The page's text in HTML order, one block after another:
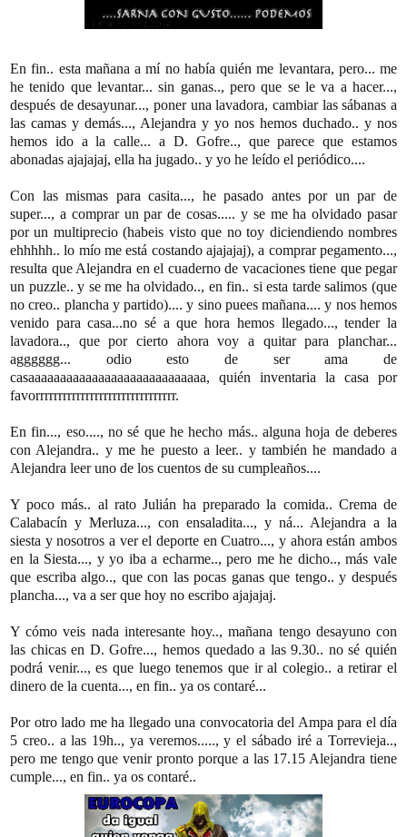
En fin.. esta mañana a mí no había quién me levantara, pero... me
he tenido que levantar... sin ganas.., pero que se le va a hacer...,
después de desayunar..., poner una lavadora, cambiar las sábanas a
las camas y demás..., Alejandra y yo nos hemos duchado.. y nos
hemos ido a la calle... a D. Gofre.., que parece que estamos
abonadas ajajajaj, ella ha jugado.. y yo he leído el periódico....
Con las mismas para casita..., he pasado antes por un par de
super..., a comprar un par de cosas..... y se me ha olvidado pasar
por un multiprecio (habeis visto que no toy diciendiendo nombres
ehhhhh.. lo mío me está costando ajajajaj), a comprar pegamento...,
resulta que Alejandra en el cuaderno de vacaciones tiene que pegar
un puzzle.. y se me ha olvidado.., en fin.. si esta tarde salimos (que
no creo.. plancha y partido).... y sino puees mañana.... y nos hemos
venido para casa...no sé a que hora hemos llegado..., tender la
lavadora.., que por cierto ahora voy a quitar para planchar...
agggggg... odio esto de ser ama de
casaaaaaaaaaaaaaaaaaaaaaaaaaaaa, quién inventaria la casa por
favorrrrrrrrrrrrrrrrrrrrrrrrrrrrrrr.
En fin..., eso...., no sé que he hecho más.. alguna hoja de deberes
con Alejandra.. y me he puesto a leer.. y también he mandado a
Alejandra leer uno de los cuentos de su cumpleaños....
Y poco más.. al rato Julián ha preparado la comida.. Crema de
Calabacín y Merluza..., con ensaladita..., y ná... Alejandra a la
siesta y nosotros a ver el deporte en Cuatro..., y ahora están ambos
en la Siesta..., y yo iba a echarme.., pero me he dicho.., más vale
que escriba algo.., que con las pocas ganas que tengo.. y después
plancha..., va a ser que hoy no escribo ajajajaj.
Y cómo veis nada interesante hoy.., mañana tengo desayuno con
las chicas en D. Gofre..., hemos quedado a las 9.30.. no sé quién
podrá venir..., es que luego tenemos que ir al colegio.. a retirar el
dinero de la cuenta..., en fin.. ya os contaré...
Por otro lado me ha llegado una convocatoria del Ampa para el día
5 creo.. a las 19h.., ya veremos....., y el sábado iré a Torrevieja..,
pero me tengo que venir pronto porque a las 17.15 Alejandra tiene
cumple..., en fin.. ya os contaré..